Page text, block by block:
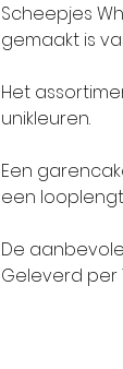
Scheepjes
gemaakt is
Het
unikleuren.
Een
een
De
Geleverd per